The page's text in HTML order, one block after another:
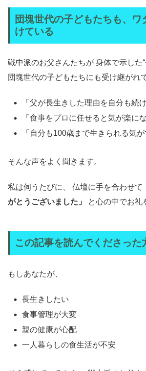
団塊世代の子どもたちも、ワ
けている
戦中派のお父さんたちが 身体で示した“
団塊世代の子どもたちにも受け継がれ
「父が長生きした理由を自分も続け
「食事をプロに任せると気が楽にな
「自分も100歳まで生きられる気が
そんな声をよく聞きます。
私は伺うたびに、 仏壇に手を合わせて
がとうございました」
と心の中でお礼
この記事を読んでくださった
もしあなたが、
長生きしたい
食事管理が大変
親の健康が心配
一人暮らしの食生活が不安